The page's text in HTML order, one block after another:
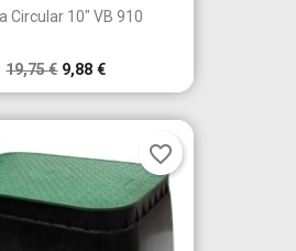
Vista rápida
Circular 10" VB 910
19,75 € 9,88 €
favorite_border